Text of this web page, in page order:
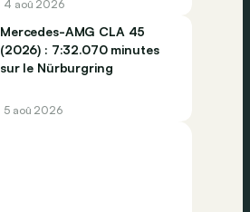
4 aoû 2026
Mercedes-AMG CLA 45
(2026) : 7:32.070 minutes
sur le Nürburgring
5 aoû 2026